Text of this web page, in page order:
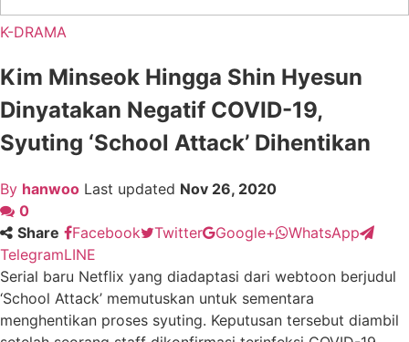
K-DRAMA
Kim Minseok Hingga Shin Hyesun
Dinyatakan Negatif COVID-19,
Syuting ‘School Attack’ Dihentikan
By hanwoo Last updated Nov 26, 2020
0
Share
Facebook Twitter Google+
WhatsApp
TelegramLINE
Serial baru Netflix yang diadaptasi dari webtoon berjudul
‘School Attack’ memutuskan untuk sementara
menghentikan proses syuting. Keputusan tersebut diambil